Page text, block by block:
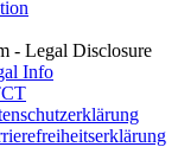
- Legal Disclosure
Info